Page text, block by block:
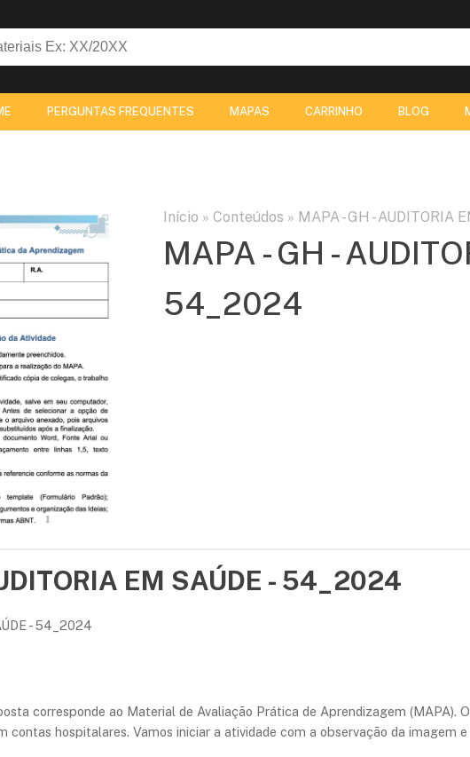
PERGUNTAS FREQUENTES MAPAS CARRINHO BLOG
Início » Conteúdos » MAPA - GH - AUDITORIA
MAPA - GH -
54_2024
EM SAÚDE - 54_2024
- 54_2024
corresponde ao Material de Avaliação Prática de Aprendizagem (MAPA).
contas hospitalares. Vamos iniciar a atividade com a observação da imagem